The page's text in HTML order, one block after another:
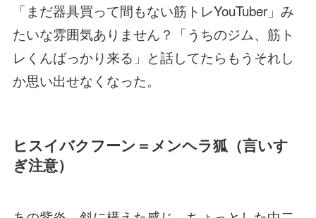
「まだ器具買って間もない筋トレYouTuber」み
たいな雰囲気ありません？「うちのジム、筋ト
レくんばっかり来る」と話してたらもうそれし
か思い出せなくなった。
ヒスイバクフーン＝メンヘラ狐（言いす
ぎ注意）